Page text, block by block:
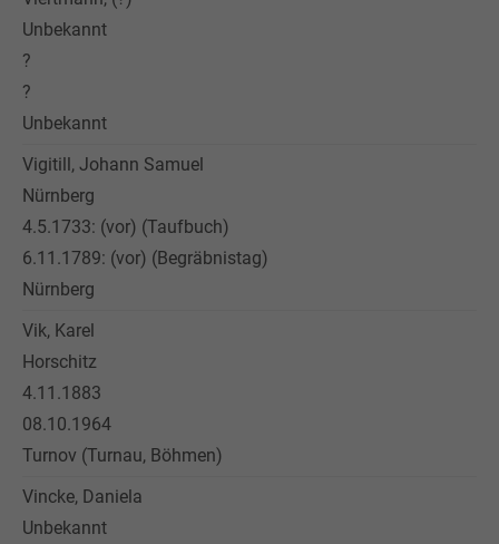
Unbekannt
?
?
Unbekannt
Vigitill, Johann Samuel
Nürnberg
4.5.1733: (vor) (Taufbuch)
6.11.1789: (vor) (Begräbnistag)
Nürnberg
Vik, Karel
Horschitz
4.11.1883
08.10.1964
Turnov (Turnau, Böhmen)
Vincke, Daniela
Unbekannt